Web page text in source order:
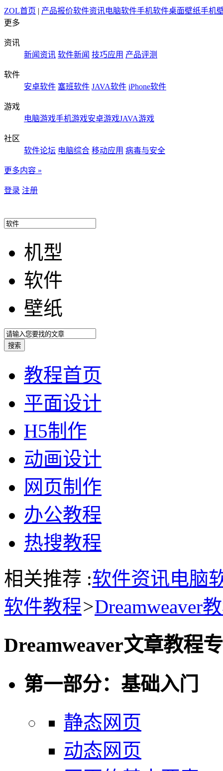
ZOL首页 | 产品报价软件资讯电脑软件手机软件桌面壁纸手机
更多
资讯
新闻资讯 软件新闻 技巧应用 产品评测
软件
安卓软件 塞班软件 JAVA软件 iPhone软件
游戏
电脑游戏手机游戏安卓游戏JAVA游戏
社区
软件论坛 电脑综合 移动应用 病毒与安全
更多内容 »
登录 注册
机型
软件
壁纸
教程首页
平面设计
H5制作
动画设计
网页制作
办公教程
热搜教程
相关推荐 :软件资讯电脑
软件教程>Dreamweaver
Dreamweaver文章教程
第一部分：基础入门
静态网页
动态网页